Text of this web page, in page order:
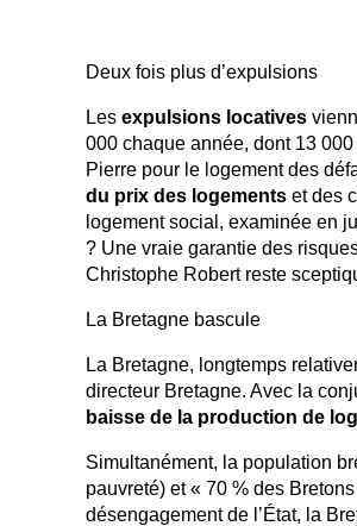
Deux fois plus d’expulsions
Les expulsions locatives
000 chaque année, dont 13
Pierre pour le logement des
du prix des logements et des
logement social, examinée en
? Une vraie garantie des
Christophe Robert reste
La Bretagne bascule
La Bretagne, longtemps
directeur Bretagne. Avec la
baisse de la production de
Simultanément, la population
pauvreté) et « 70 % des
désengagement de l’État, la